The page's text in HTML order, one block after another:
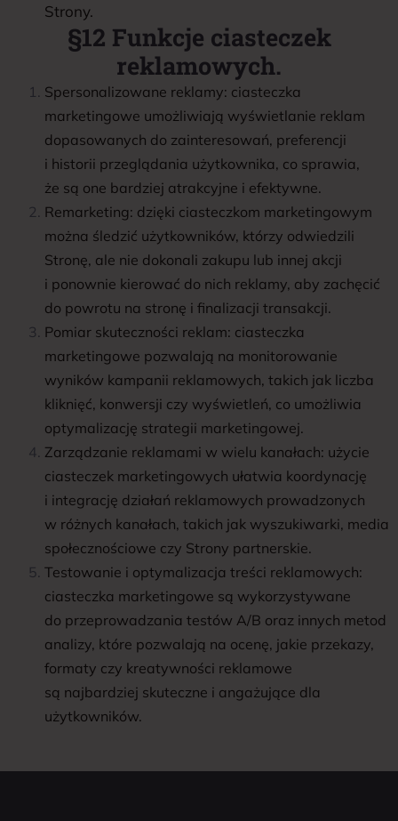
Strony.
§12 Funkcje ciasteczek
reklamowych.
Spersonalizowane reklamy: ciasteczka
marketingowe umożliwiają wyświetlanie reklam
dopasowanych do zainteresowań, preferencji
i historii przeglądania użytkownika, co sprawia,
że są one bardziej atrakcyjne i efektywne.
Remarketing: dzięki ciasteczkom marketingowym
można śledzić użytkowników, którzy odwiedzili
Stronę, ale nie dokonali zakupu lub innej akcji
i ponownie kierować do nich reklamy, aby zachęcić
do powrotu na stronę i finalizacji transakcji.
Pomiar skuteczności reklam: ciasteczka
marketingowe pozwalają na monitorowanie
wyników kampanii reklamowych, takich jak liczba
kliknięć, konwersji czy wyświetleń, co umożliwia
optymalizację strategii marketingowej.
Zarządzanie reklamami w wielu kanałach: użycie
ciasteczek marketingowych ułatwia koordynację
i integrację działań reklamowych prowadzonych
w różnych kanałach, takich jak wyszukiwarki, media
społecznościowe czy Strony partnerskie.
Testowanie i optymalizacja treści reklamowych:
ciasteczka marketingowe są wykorzystywane
do przeprowadzania testów A/B oraz innych metod
analizy, które pozwalają na ocenę, jakie przekazy,
formaty czy kreatywności reklamowe
są najbardziej skuteczne i angażujące dla
użytkowników.